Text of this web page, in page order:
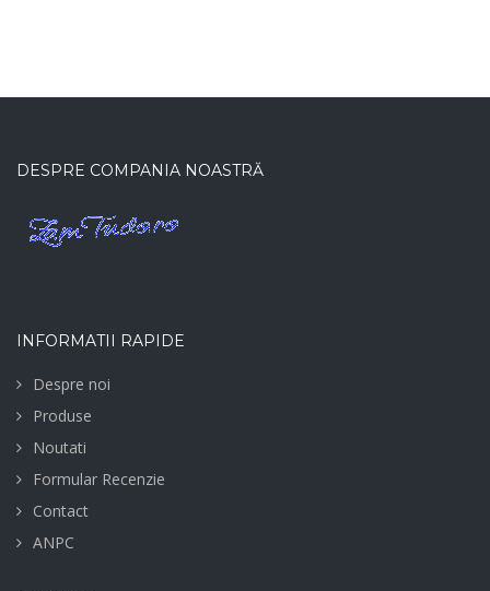
DESPRE COMPANIA NOASTRĂ
INFORMATII RAPIDE
Despre noi
Produse
Noutati
Formular Recenzie
Contact
ANPC